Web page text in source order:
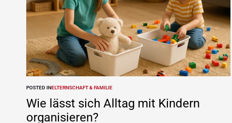
POSTED INELTERNSCHAFT & FAMILIE
Wie lässt sich Alltag mit Kindern
organisieren?